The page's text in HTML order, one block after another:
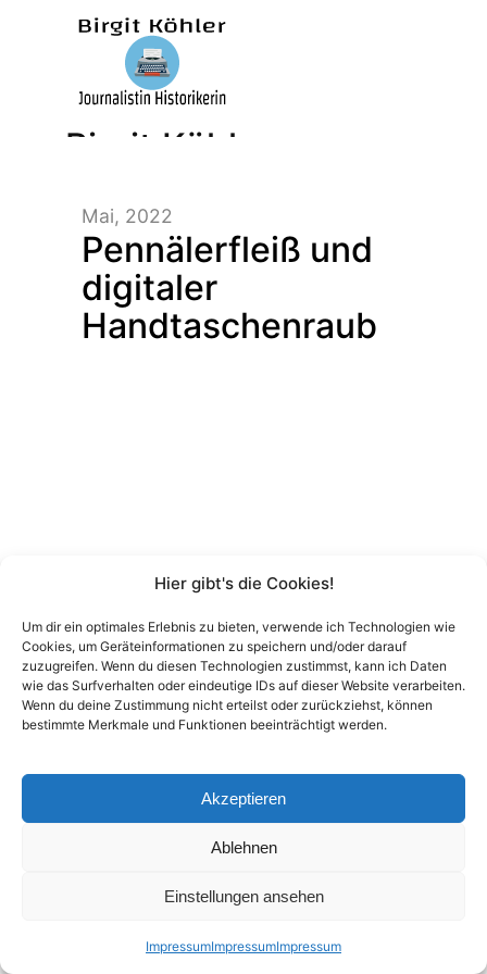
Hier gibt's die Cookies!
Um dir ein optimales Erlebnis zu bieten, verwende ich Technologien wie
Cookies, um Geräteinformationen zu speichern und/oder darauf
zuzugreifen. Wenn du diesen Technologien zustimmst, kann ich Daten
wie das Surfverhalten oder eindeutige IDs auf dieser Website verarbeiten.
Wenn du deine Zustimmung nicht erteilst oder zurückziehst, können
bestimmte Merkmale und Funktionen beeinträchtigt werden.
Akzeptieren
Ablehnen
Einstellungen ansehen
ImpressumImpressumImpressum
Birgit Köhler –
Journalistin/
Mai, 2022
Pennälerfleiß und
digitaler
Handtaschenraub